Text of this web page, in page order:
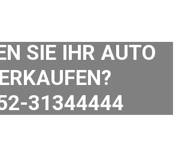
SIE IHR AUTO
31344444